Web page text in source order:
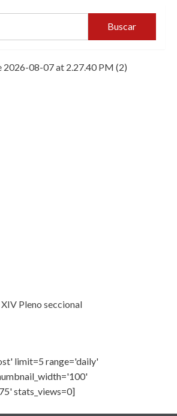
Buscar
limit=5 range='daily'
stats_views=0]